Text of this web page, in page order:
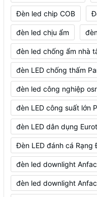
Đèn led chip COB
đèn led chịu ẩm
đèn led chống ẩm nhà
đèn LED chống thấm
đèn led công nghiệp
đèn LED công suất lớn
đèn LED dân dụng
Đèn LED đánh cá Rạng
đèn led downlight
đèn led downlight